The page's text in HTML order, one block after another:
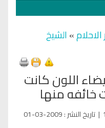
»الشيخ
اللون كانت
خائفه منها
| تاريخ النشر:
2009-03-01